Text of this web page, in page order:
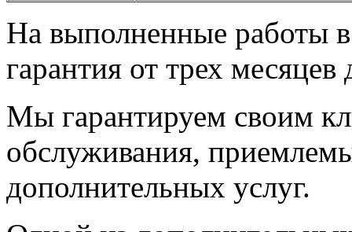
На выполненные работы в
гарантия от трех месяцев
Мы гарантируем своим
обслуживания,
дополнительных услуг.